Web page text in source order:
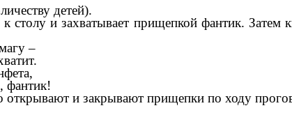
детей).
и захватывает прищепкой фантик. Затем
–
фантик!
и закрывают прищепки по ходу